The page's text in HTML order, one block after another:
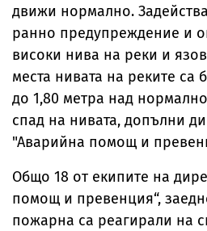
движи нормално.
ранно предупреждение и
високи нива на реки и
места нивата на реките са
до 1,80 метра над
спад на нивата, допълни
"Аварийна помощ и
Общо 18 от екипите на
помощ и превенция“,
пожарна са реагирали на